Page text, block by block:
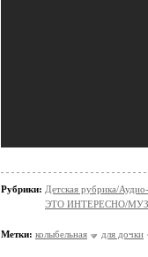
Рубрики: Детская рубрика/
ЭТО ИНТЕРЕСНО/
Метки: колыбельная для дочки